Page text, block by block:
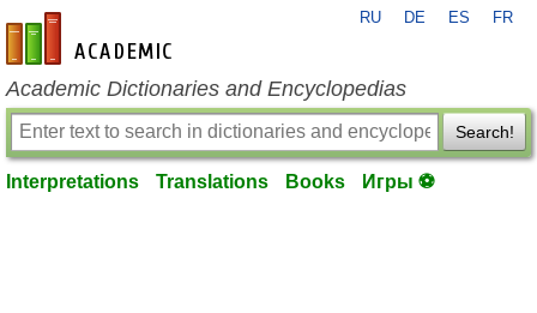
en-academic.com
RU DE ES FR
Academic Dictionaries and Encyclopedias
Search!
Interpretations Translations Books Игры ⚽